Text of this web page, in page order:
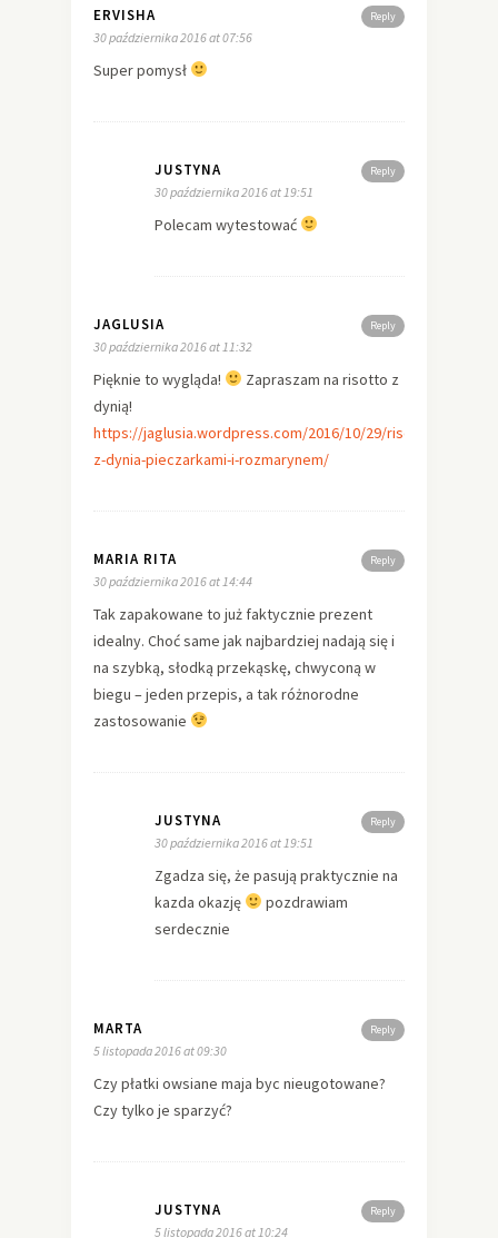
Reply
ERVISHA
30 października 2016 at 07:56
Super pomysł
Reply
JUSTYNA
30 października 2016 at 19:51
Polecam wytestować
Reply
JAGLUSIA
30 października 2016 at 11:32
Pięknie to wygląda!
Zapraszam na risotto z
dynią!
https://jaglusia.wordpress.com/2016/10/29/risotto-
z-dynia-pieczarkami-i-rozmarynem/
Reply
MARIA RITA
30 października 2016 at 14:44
Tak zapakowane to już faktycznie prezent
idealny. Choć same jak najbardziej nadają się i
na szybką, słodką przekąskę, chwyconą w
biegu – jeden przepis, a tak różnorodne
zastosowanie
Reply
JUSTYNA
30 października 2016 at 19:51
Zgadza się, że pasują praktycznie na
kazda okazję
pozdrawiam
serdecznie
Reply
MARTA
5 listopada 2016 at 09:30
Czy płatki owsiane maja byc nieugotowane?
Czy tylko je sparzyć?
Reply
JUSTYNA
5 listopada 2016 at 10:24